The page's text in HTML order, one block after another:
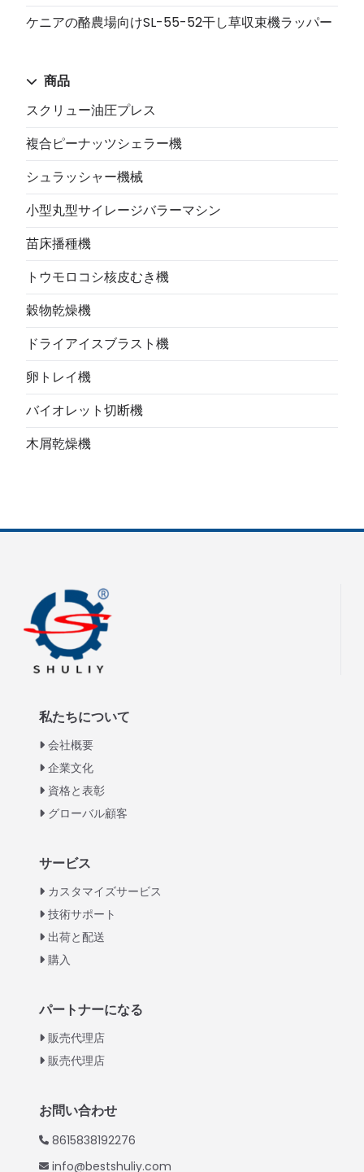
ケニアの酪農場向けSL-55-52干し草収束機ラッパー
商品
スクリュー油圧プレス
複合ピーナッツシェラー機
シュラッシャー機械
小型丸型サイレージバラーマシン
苗床播種機
トウモロコシ核皮むき機
穀物乾燥機
ドライアイスブラスト機
卵トレイ機
バイオレット切断機
木屑乾燥機
私たちについて
会社概要
企業文化
資格と表彰
グローバル顧客
サービス
カスタマイズサービス
技術サポート
出荷と配送
購入
パートナーになる
販売代理店
販売代理店
お問い合わせ
8615838192276
info@bestshuliy.com
Vietnamese
Thai
Turkish
Swahili
Urdu
Greek
Italian